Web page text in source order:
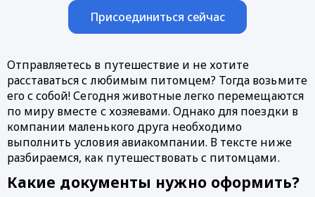
Присоединиться сейчас
Отправляетесь в путешествие и не хотите
расставаться с любимым питомцем? Тогда возьмите
его с собой! Сегодня животные легко перемещаются
по миру вместе с хозяевами. Однако для поездки в
компании маленького друга необходимо
выполнить условия авиакомпании. В тексте ниже
разбираемся, как путешествовать с питомцами.
Какие документы нужно оформить?